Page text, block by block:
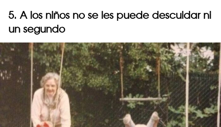
5. A los niños no se les puede descuidar ni
un segundo